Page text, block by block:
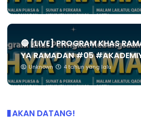
🔴 [LIVE] PROGRAM KHAS
YA RAMADAN #05
Unknown 4 tahun yang lalu
AKAN DATANG!